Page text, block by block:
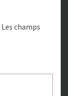
Les champs